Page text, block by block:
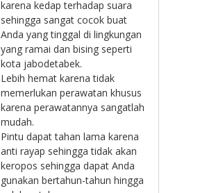
karena kedap terhadap suara
sehingga sangat cocok buat
Anda yang tinggal di lingkungan
yang ramai dan bising seperti
kota jabodetabek.
Lebih hemat karena tidak
memerlukan perawatan khusus
karena perawatannya sangatlah
mudah.
Pintu dapat tahan lama karena
anti rayap sehingga tidak akan
keropos sehingga dapat Anda
gunakan bertahun-tahun hingga